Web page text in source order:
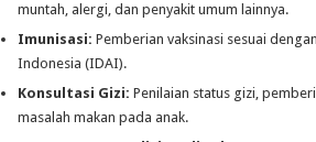
muntah, alergi, dan penyakit umum lainnya.
Imunisasi: Pemberian vaksinasi sesuai
Indonesia (IDAI).
Konsultasi Gizi: Penilaian status gizi,
masalah makan pada anak.